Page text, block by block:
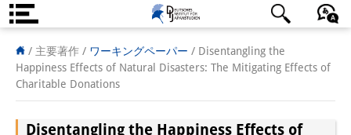
DIJ案内
研究所の概要
日本語 English Deutsch
/ 主要著作 / ワーキングペーパー / Disentangling the
Happiness Effects of Natural Disasters: The Mitigating Effects of
Charitable Donations
Disentangling the Happiness Effects of